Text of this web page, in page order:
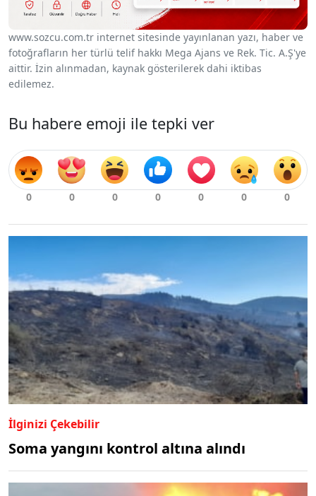
www.sozcu.com.tr internet sitesinde yayınlanan yazı, haber ve
fotoğrafların her türlü telif hakkı Mega Ajans ve Rek. Tic. A.Ş'ye
aittir. İzin alınmadan, kaynak gösterilerek dahi iktibas
edilemez.
Bu habere emoji ile tepki ver
İlginizi Çekebilir
Soma yangını kontrol altına alındı